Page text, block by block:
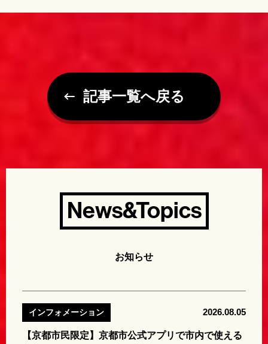
記事一覧へ戻る
News&Topics
お知らせ
インフォメーション 2026.08.05
【京都市民限定】京都市公式アプリで市内で使える